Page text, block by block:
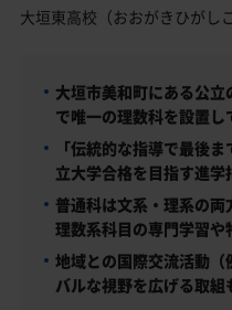
大垣東高校（おおがきひがし
大垣市美和町にある公
で唯一の理数科を設置し
「伝統的な指導で最後
立大学合格を目指す進学
普通科は文系・理系の
理数系科目の専門学習や
地域との国際交流活動
バルな視野を広げる取組